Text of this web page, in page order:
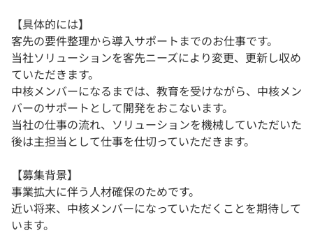
【具体的には】
客先の要件整理から導入サポートまでのお仕事です。
当社ソリューションを客先ニーズにより変更、更新し収め
ていただきます。
中核メンバーになるまでは、教育を受けながら、中核メン
バーのサポートとして開発をおこないます。
当社の仕事の流れ、ソリューションを機械していただいた
後は主担当として仕事を仕切っていただきます。
【募集背景】
事業拡大に伴う人材確保のためです。
近い将来、中核メンバーになっていただくことを期待して
います。